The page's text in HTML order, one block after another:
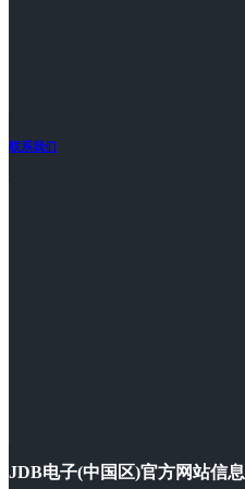
联系我们
JDB电子(中国区)官方网站信息